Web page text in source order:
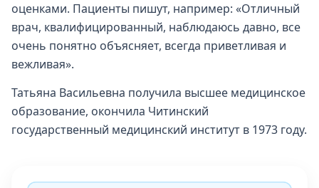
оценками. Пациенты пишут, например: «Отличный
врач, квалифицированный, наблюдаюсь давно, все
очень понятно объясняет, всегда приветливая и
вежливая».
Татьяна Васильевна получила высшее медицинское
образование, окончила Читинский
государственный медицинский институт в 1973 году.